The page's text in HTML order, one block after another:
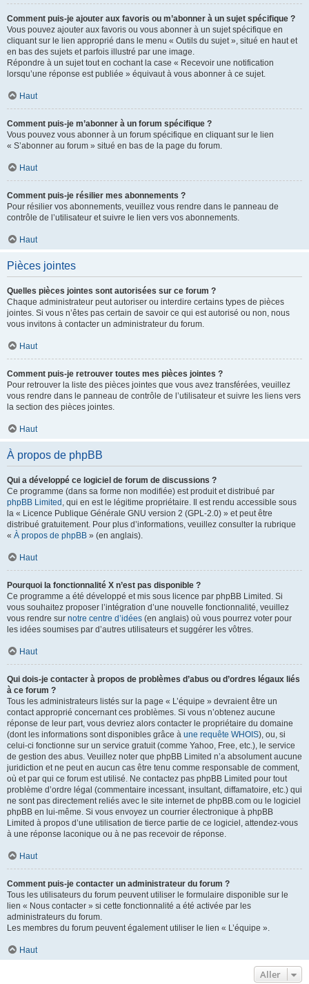
Comment puis-je ajouter aux favoris ou m’abonner à un sujet spécifique ?
Vous pouvez ajouter aux favoris ou vous abonner à un sujet spécifique en
cliquant sur le lien approprié dans le menu « Outils du sujet », situé en haut et
en bas des sujets et parfois illustré par une image.
Répondre à un sujet tout en cochant la case « Recevoir une notification
lorsqu’une réponse est publiée » équivaut à vous abonner à ce sujet.
Haut
Comment puis-je m’abonner à un forum spécifique ?
Vous pouvez vous abonner à un forum spécifique en cliquant sur le lien
« S’abonner au forum » situé en bas de la page du forum.
Haut
Comment puis-je résilier mes abonnements ?
Pour résilier vos abonnements, veuillez vous rendre dans le panneau de
contrôle de l’utilisateur et suivre le lien vers vos abonnements.
Haut
Pièces jointes
Quelles pièces jointes sont autorisées sur ce forum ?
Chaque administrateur peut autoriser ou interdire certains types de pièces
jointes. Si vous n’êtes pas certain de savoir ce qui est autorisé ou non, nous
vous invitons à contacter un administrateur du forum.
Haut
Comment puis-je retrouver toutes mes pièces jointes ?
Pour retrouver la liste des pièces jointes que vous avez transférées, veuillez
vous rendre dans le panneau de contrôle de l’utilisateur et suivre les liens vers
la section des pièces jointes.
Haut
À propos de phpBB
Qui a développé ce logiciel de forum de discussions ?
Ce programme (dans sa forme non modifiée) est produit et distribué par
phpBB Limited , qui en est le légitime propriétaire. Il est rendu accessible sous
la « Licence Publique Générale GNU version 2 (GPL-2.0) » et peut être
distribué gratuitement. Pour plus d’informations, veuillez consulter la rubrique
« À propos de phpBB » (en anglais).
Haut
Pourquoi la fonctionnalité X n’est pas disponible ?
Ce programme a été développé et mis sous licence par phpBB Limited. Si
vous souhaitez proposer l’intégration d’une nouvelle fonctionnalité, veuillez
vous rendre sur notre centre d’idées (en anglais) où vous pourrez voter pour
les idées soumises par d’autres utilisateurs et suggérer les vôtres.
Haut
Qui dois-je contacter à propos de problèmes d’abus ou d’ordres légaux liés
à ce forum ?
Tous les administrateurs listés sur la page « L’équipe » devraient être un
contact approprié concernant ces problèmes. Si vous n’obtenez aucune
réponse de leur part, vous devriez alors contacter le propriétaire du domaine
(dont les informations sont disponibles grâce à une requête WHOIS), ou, si
celui-ci fonctionne sur un service gratuit (comme Yahoo, Free, etc.), le service
de gestion des abus. Veuillez noter que phpBB Limited n’a absolument aucune
juridiction et ne peut en aucun cas être tenu comme responsable de comment,
où et par qui ce forum est utilisé. Ne contactez pas phpBB Limited pour tout
problème d’ordre légal (commentaire incessant, insultant, diffamatoire, etc.) qui
ne sont pas directement reliés avec le site internet de phpBB.com ou le logiciel
phpBB en lui-même. Si vous envoyez un courrier électronique à phpBB
Limited à propos d’une utilisation de tierce partie de ce logiciel, attendez-vous
à une réponse laconique ou à ne pas recevoir de réponse.
Haut
Comment puis-je contacter un administrateur du forum ?
Tous les utilisateurs du forum peuvent utiliser le formulaire disponible sur le
lien « Nous contacter » si cette fonctionnalité a été activée par les
administrateurs du forum.
Les membres du forum peuvent également utiliser le lien « L’équipe ».
Haut
Aller